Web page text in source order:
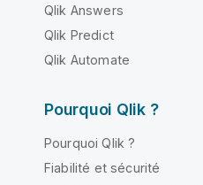
Qlik Answers
Qlik Predict
Qlik Automate
Pourquoi Qlik ?
Pourquoi Qlik ?
Fiabilité et sécurité